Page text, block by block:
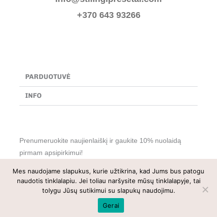
b
o
o
a
g
r
+370 643 93266
PARDUOTUVĖ
INFO
Prenumeruokite naujienlaiškį ir gaukite 10% nuolaidą
pirmam apsipirkimui!
Mes naudojame slapukus, kurie užtikrina, kad Jums bus patogu
naudotis tinklalapiu. Jei toliau naršysite mūsų tinklalapyje, tai
tolygu Jūsų sutikimui su slapukų naudojimu.
Gerai